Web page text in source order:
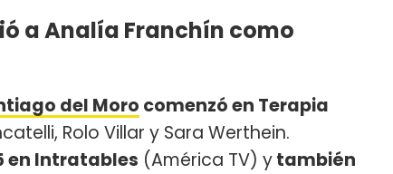
a Analía Franchín como
del Moro comenzó en Terapia
Rolo Villar y Sara Werthein.
en Intratables (América TV) ytambién